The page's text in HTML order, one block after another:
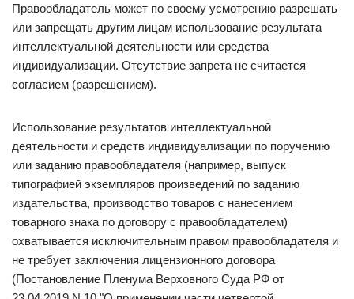
Правообладатель может по своему усмотрению разрешать
или запрещать другим лицам использование результата
интеллектуальной деятельности или средства
индивидуализации. Отсутствие запрета не считается
согласием (разрешением).
Использование результатов интеллектуальной
деятельности и средств индивидуализации по поручению
или заданию правообладателя (например, выпуск
типографией экземпляров произведений по заданию
издательства, производство товаров с нанесением
товарного знака по договору с правообладателем)
охватывается исключительным правом правообладателя и
не требует заключения лицензионного договора
(Постановление Пленума Верховного Суда РФ от